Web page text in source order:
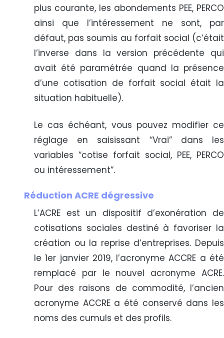
plus courante, les abondements PEE, PERCO
ainsi que l’intéressement ne sont, par
défaut, pas soumis au forfait social (c’était
l’inverse dans la version précédente qui
avait été paramétrée quand la présence
d’une cotisation de forfait social était la
situation habituelle).
Le cas échéant, vous pouvez modifier ce
réglage en saisissant “Vrai” dans les
variables “cotise forfait social, PEE, PERCO
ou intéressement”.
Réduction ACRE dégressive
L’ACRE est un dispositif d’exonération de
cotisations sociales destiné à favoriser la
création ou la reprise d’entreprises. Depuis
le 1er janvier 2019, l’acronyme ACCRE a été
remplacé par le nouvel acronyme ACRE.
Pour des raisons de commodité, l’ancien
acronyme ACCRE a été conservé dans les
noms des cumuls et des profils.